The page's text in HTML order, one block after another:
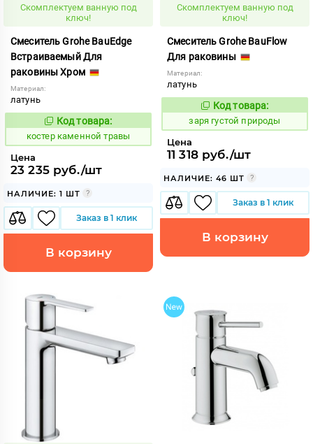
Скомплектуем ванную под
ключ!
Смеситель Grohe BauEdge
Встраиваемый Для
раковины Хром
Материал:
латунь
Код:
801607
Код товара:
костер каменной травы
Цена
23 235 руб./шт
НАЛИЧИЕ: 1 ШТ
Заказ в 1 клик
В корзину
Скомплектуем ванную под
ключ!
Смеситель Grohe BauFlow
Для раковины
Материал:
латунь
Код:
424850
Код товара:
заря густой природы
Цена
11 318 руб./шт
НАЛИЧИЕ: 46 ШТ
Заказ в 1 клик
В корзину